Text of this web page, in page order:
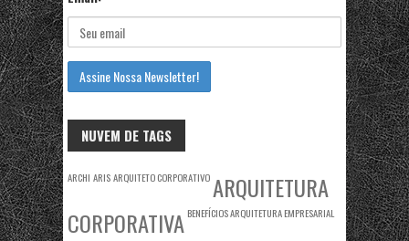
NUVEM DE TAGS
ARCHI ARISARQUITETO CORPORATIVOARQUITETURA
CORPORATIVA BENEFÍCIOS ARQUITETURA EMPRESARIAL